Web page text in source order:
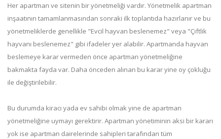
Her apartman ve sitenin bir yönetmeliği vardır. Yönetmelik apartman
inşaatının tamamlanmasından sonraki ilk toplantıda hazırlanır ve bu
yönetmeliklerde genellikle "Evcil hayvan beslenemez" veya "Çiftlik
hayvanı beslenemez" gibi ifadeler yer alabilir. Apartmanda hayvan
beslemeye karar vermeden önce apartman yönetmeliğine
bakmakta fayda var. Daha önceden alınan bu karar yine oy çokluğu
ile değiştirilebilir.
Bu durumda kiracı yada ev sahibi olmak yine de apartman
yönetmeliğine uymayı gerektirir. Apartman yönetiminin aksi bir kararı
yok ise apartman dairelerinde sahipleri tarafından tüm